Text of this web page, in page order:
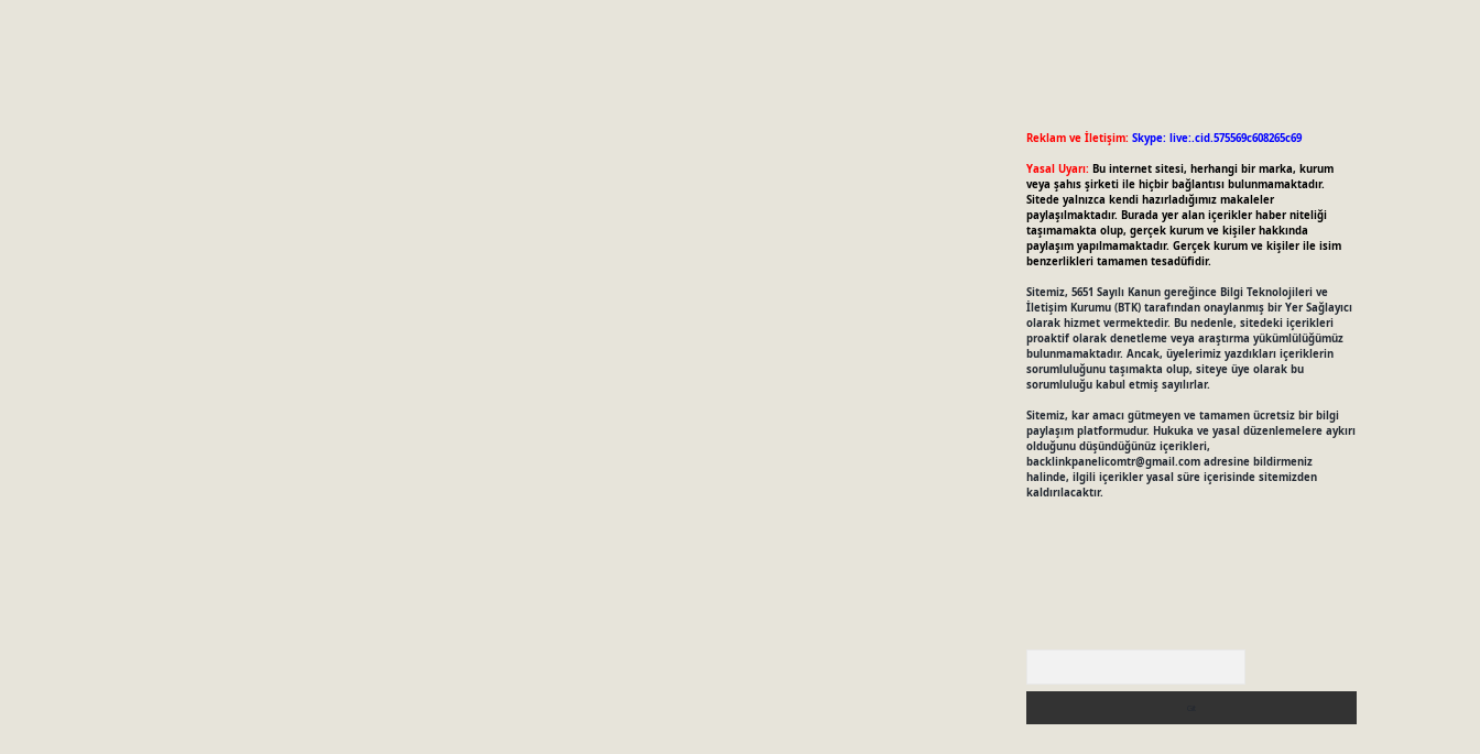
Reklam ve İletişim: Skype: live:.cid.575569c608265c69
Yasal Uyarı: Bu internet sitesi, herhangi bir marka, kurum
veya şahıs şirketi ile hiçbir bağlantısı bulunmamaktadır.
Sitede yalnızca kendi hazırladığımız makaleler
paylaşılmaktadır. Burada yer alan içerikler haber niteliği
taşımamakta olup, gerçek kurum ve kişiler hakkında
paylaşım yapılmamaktadır. Gerçek kurum ve kişiler ile isim
benzerlikleri tamamen tesadüfidir.
Sitemiz, 5651 Sayılı Kanun gereğince Bilgi Teknolojileri ve
İletişim Kurumu (BTK) tarafından onaylanmış bir Yer Sağlayıcı
olarak hizmet vermektedir. Bu nedenle, sitedeki içerikleri
proaktif olarak denetleme veya araştırma yükümlülüğümüz
bulunmamaktadır. Ancak, üyelerimiz yazdıkları içeriklerin
sorumluluğunu taşımakta olup, siteye üye olarak bu
sorumluluğu kabul etmiş sayılırlar.
Sitemiz, kar amacı gütmeyen ve tamamen ücretsiz bir bilgi
paylaşım platformudur. Hukuka ve yasal düzenlemelere aykırı
olduğunu düşündüğünüz içerikleri,
backlinkpanelicomtr@gmail.comadresine bildirmeniz
halinde, ilgili içerikler yasal süre içerisinde sitemizden
kaldırılacaktır.